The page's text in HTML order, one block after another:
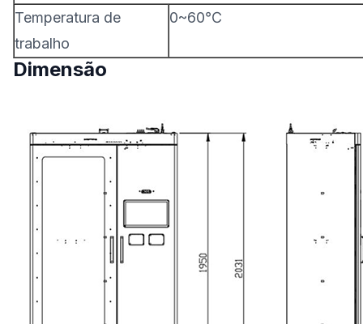
Temperatura de
trabalho
0~60℃
Dimensão